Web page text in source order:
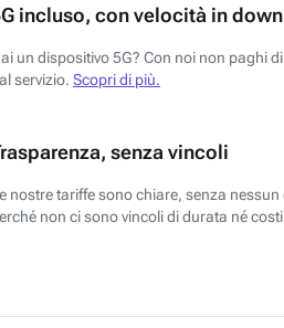
incluso, con velocità in
un dispositivo 5G? Con noi non paghi
servizio. Scopri di più.
senza vincoli
nostre tariffe sono chiare, senza
non ci sono vincoli di durata né